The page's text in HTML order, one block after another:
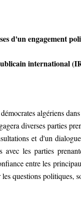
d'un engagement
international
algériens
diverses parties
et d'un
avec les parties
entre les
questions politiques,